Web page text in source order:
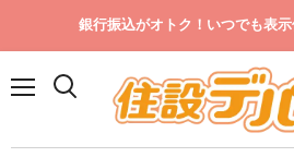
銀行振込がオトク！いつでも表示